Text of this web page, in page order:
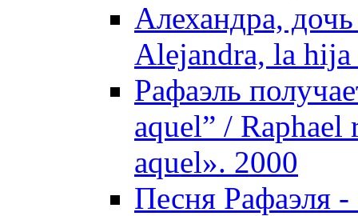
Алехандра,
Alejandra, la hija
Рафаэль
aquel” /
aquel». 2000
Песня Рафаэля -